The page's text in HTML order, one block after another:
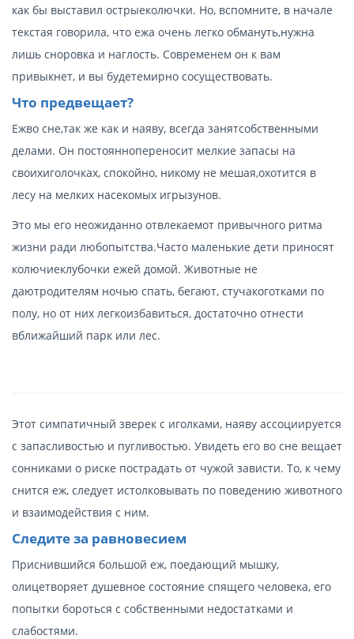
как бы выставил острыеколючки. Но, вспомните, в начале
текстая говорила, что ежа очень легко обмануть,нужна
лишь сноровка и наглость. Современем он к вам
привыкнет, и вы будетемирно сосуществовать.
Что предвещает?
Ежво сне,так же как и наяву, всегда занятсобственными
делами. Он постояннопереносит мелкие запасы на
своихиголочках, спокойно, никому не мешая,охотится в
лесу на мелких насекомых игрызунов.
Это мы его неожиданно отвлекаемот привычного ритма
жизни ради любопытства.Часто маленькие дети приносят
колючиеклубочки ежей домой. Животные не
даютродителям ночью спать, бегают, стучакоготками по
полу, но от них легкоизбавиться, достаточно отнести
вближайший парк или лес.
Этот симпатичный зверек с иголками, наяву ассоциируется
с запасливостью и пугливостью. Увидеть его во сне вещает
сонниками о риске пострадать от чужой зависти. То, к чему
снится еж, следует истолковывать по поведению животного
и взаимодействия с ним.
Следите за равновесием
Приснившийся большой еж, поедающий мышку,
олицетворяет душевное состояние спящего человека, его
попытки бороться с собственными недостатками и
слабостями.